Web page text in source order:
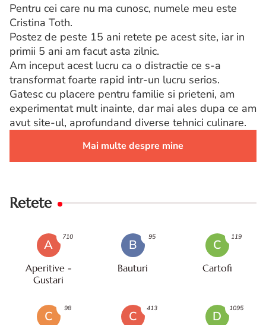
Pentru cei care nu ma cunosc, numele meu este
Cristina Toth.
Postez de peste 15 ani retete pe acest site, iar in
primii 5 ani am facut asta zilnic.
Am inceput acest lucru ca o distractie ce s-a
transformat foarte rapid intr-un lucru serios.
Gatesc cu placere pentru familie si prieteni, am
experimentat mult inainte, dar mai ales dupa ce am
avut site-ul, aprofundand diverse tehnici culinare.
Mai multe despre mine
Retete
A
Aperitive -
Gustari
710
B
Bauturi
95
C
Cartofi
119
C
98
C
413
D
1095